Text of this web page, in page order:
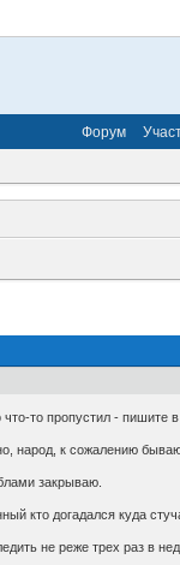
Форум
то пропустил - пишите
народ, к сожалению
закрываю.
кто догадался куда
не реже трех раз в